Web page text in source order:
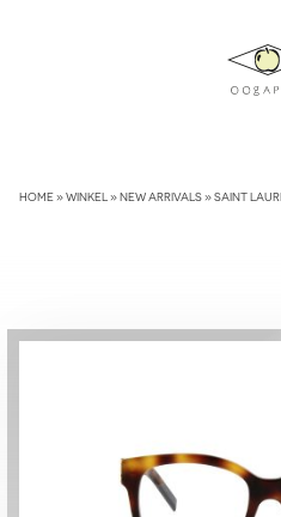
HOME»WINKEL »NEW ARRIVALS»SAINT